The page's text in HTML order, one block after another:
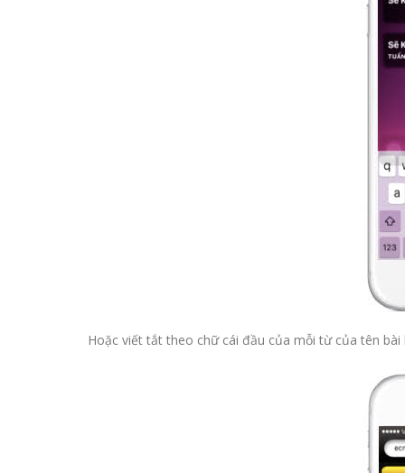
Hoặc viết tắt theo chữ cái đầu của mỗi từ của tên